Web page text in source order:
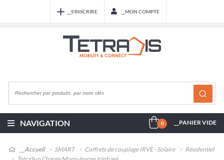
__S'INSCRIRE __MON COMPTE
NAVIGATION 0 __PANIER VIDE
__Accueil SMART Coffrets de couplage IRVE - Solaire
Résidentiel